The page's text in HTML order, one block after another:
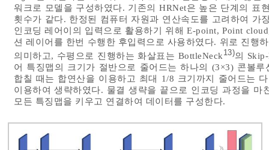
워크로 모델을 구성하였다. 기존의 HRNet은 높은 단계의 표
횟수가 같다. 한정된 컴퓨터 자원과 연산속도를 고려하여 가
인코딩 레어이의 입력으로 활용하기 위해 E-point, Point
션 레이어를 한번 수행한 후입력으로 사용하였다. 위로 진행
의미하고, 수평으로 진행하는 화살표는 BottleNeck 13)의
어 특징맵의 크기가 절반으로 줄어드는 하나의 (3×3) 콘볼
합칠 때는 합연산을 이용하고 최대 1/8 크기까지 줄어드는
이용하여 생략하였다. 물결 생략을 끝으로 인코딩 과정을
모든 특징맵을 키우고 연결하여 데이터를 구성한다.